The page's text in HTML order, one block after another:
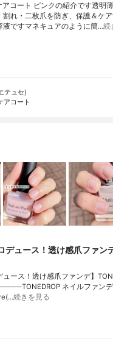
コート ピンクの紹介です透明
割れ・二枚爪を防ぎ、保護＆ケ
液ですマネキュアのように簡…続
テュセ)
アコート
デュース！透け感爪ファン
ュース！透け感爪ファンデ】
ネイルファン
続きを見る